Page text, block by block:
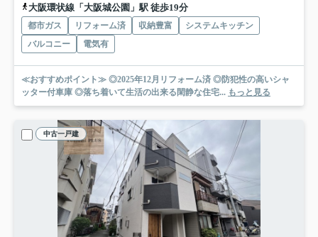
大阪環状線「大阪城公園」駅 徒歩19分
都市ガス リフォーム済 収納豊富
システムキッチン
バルコニー
電気有
≪おすすめポイント≫ ◎2025年12月リフォーム済 ◎防犯性の高いシャ
ッター付車庫 ◎落ち着いて生活の出来る閑静な住宅... もっと見る
中古一戸建